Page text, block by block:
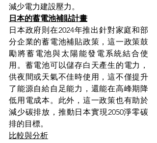
減少電力建設壓力。
日本的蓄電池補貼計畫
日本政府則在2024年推出針對家庭和部
分企業的蓄電池補貼政策，這一政策鼓
勵將蓄電池與太陽能發電系統結合使
用。蓄電池可以儲存白天產生的電力，
供夜間或天氣不佳時使用，這不僅提升
了能源自給自足能力，還能在高峰期降
低用電成本。此外，這一政策也有助於
減少碳排放，推動日本實現2050淨零碳
排的目標。
比較與分析